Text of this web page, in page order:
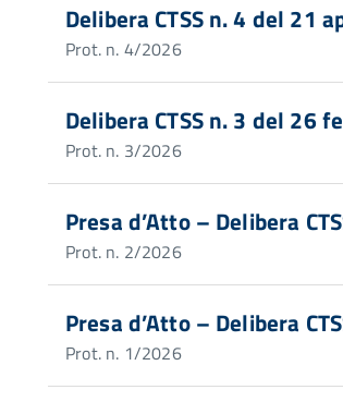
Delibera CTSS n. 4 del 21
Prot. n. 4/2026
Delibera CTSS n. 3 del 26
Prot. n. 3/2026
Presa d’Atto – Delibera
Prot. n. 2/2026
Presa d’Atto – Delibera
Prot. n. 1/2026